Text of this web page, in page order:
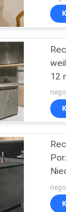
des
12